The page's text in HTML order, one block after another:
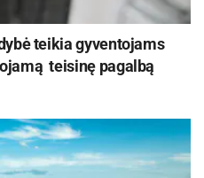
teikia gyventojams
teisinę pagalbą